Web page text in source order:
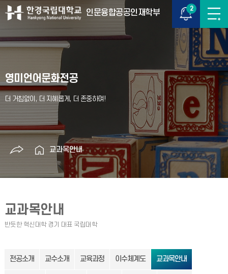
인문융합공공인재학부 2
영미언어문화전공
교과목안내
교과목안내
전공소개 교수소개 교육과정 이수체계도 교과목안내